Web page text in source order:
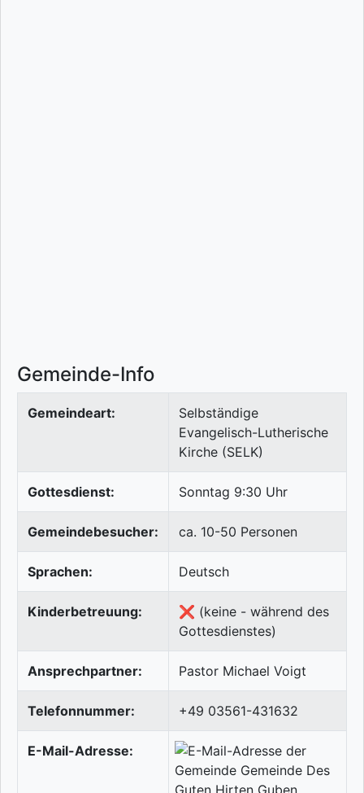
Gemeinde-Info
Gemeindeart:
Selbständige
Evangelisch-Lutherische
Kirche (SELK)
Gottesdienst: Sonntag 9:30 Uhr
Gemeindebesucher: ca. 10-50 Personen
Sprachen: Deutsch
Kinderbetreuung:
❌ (keine - während des
Gottesdienstes)
Ansprechpartner: Pastor Michael Voigt
Telefonnummer: +49 03561-431632
E-Mail-Adresse: